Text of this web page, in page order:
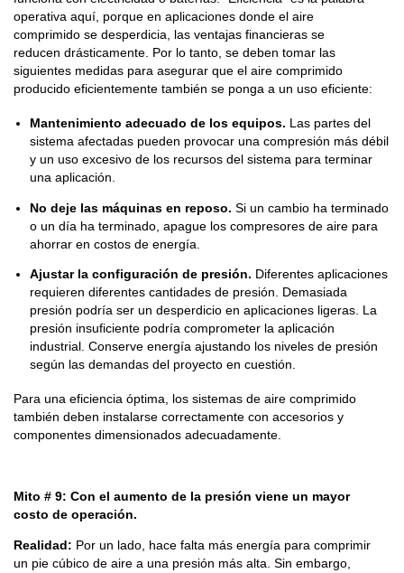
operativa aquí, porque en aplicaciones donde el aire
comprimido se desperdicia, las ventajas financieras se
reducen drásticamente. Por lo tanto, se deben tomar las
siguientes medidas para asegurar que el aire comprimido
producido eficientemente también se ponga a un uso eficiente:
Mantenimiento adecuado de los equipos. Las partes del
sistema afectadas pueden provocar una compresión más débil
y un uso excesivo de los recursos del sistema para terminar
una aplicación.
No deje las máquinas en reposo. Si un cambio ha terminado
o un día ha terminado, apague los compresores de aire para
ahorrar en costos de energía.
Ajustar la configuración de presión. Diferentes aplicaciones
requieren diferentes cantidades de presión. Demasiada
presión podría ser un desperdicio en aplicaciones ligeras. La
presión insuficiente podría comprometer la aplicación
industrial. Conserve energía ajustando los niveles de presión
según las demandas del proyecto en cuestión.
Para una eficiencia óptima, los sistemas de aire comprimido
también deben instalarse correctamente con accesorios y
componentes dimensionados adecuadamente.
Mito # 9: Con el aumento de la presión viene un mayor
costo de operación.
Realidad: Por un lado, hace falta más energía para comprimir
un pie cúbico de aire a una presión más alta. Sin embargo,